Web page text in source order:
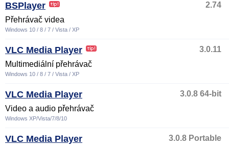
BSPlayer
2.74
Přehrávač videa
Windows 10 / 8 / 7 / Vista / XP
VLC Media Player
3.0.11
Multimediální přehrávač
Windows 10 / 8 / 7 / Vista / XP
VLC Media Player
3.0.8 64-bit
Video a audio přehrávač
Windows XP/Vista/7/8/10
VLC Media Player
3.0.8 Portable